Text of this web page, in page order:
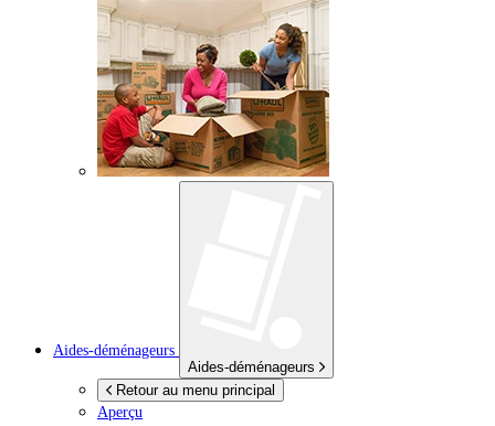
Aides-déménageurs
Aides-déménageurs
Retour au menu principal
Aperçu